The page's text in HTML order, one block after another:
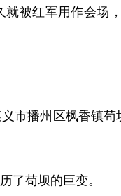
被红军用作会场
市播州区枫香镇
苟坝的巨变。